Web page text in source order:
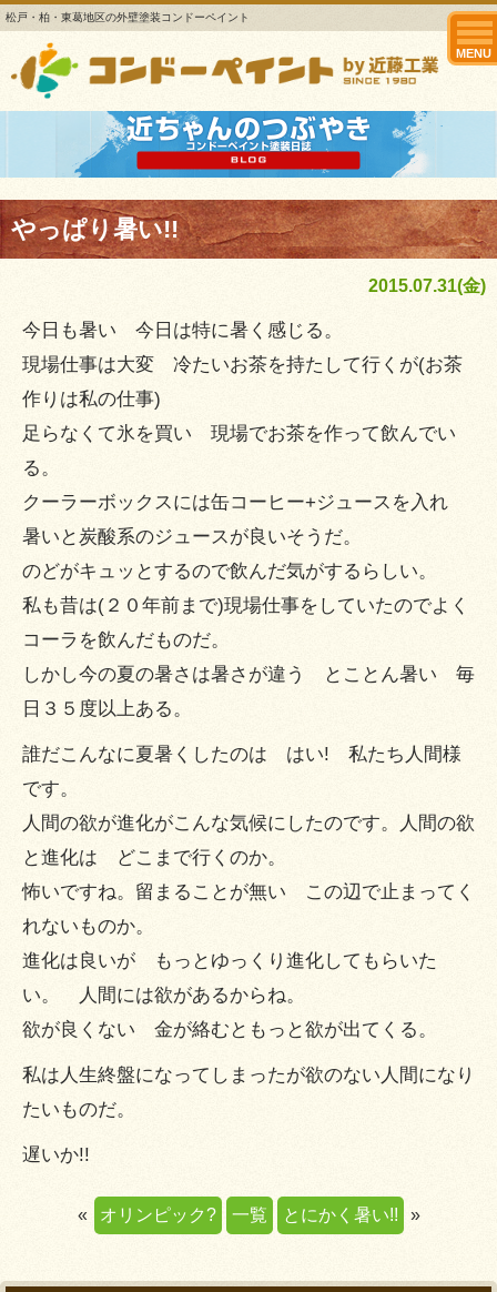
松戸・柏・東葛地区の外壁塗装コンドーペイント
MENU
やっぱり暑い!!
2015.07.31(金)
今日も暑い 今日は特に暑く感じる。
現場仕事は大変 冷たいお茶を持たして行くが(お茶
作りは私の仕事)
足らなくて氷を買い 現場でお茶を作って飲んでい
る。
クーラーボックスには缶コーヒー+ジュースを入れ
暑いと炭酸系のジュースが良いそうだ。
のどがキュッとするので飲んだ気がするらしい。
私も昔は(２０年前まで)現場仕事をしていたのでよく
コーラを飲んだものだ。
しかし今の夏の暑さは暑さが違う とことん暑い 毎
日３５度以上ある。
誰だこんなに夏暑くしたのは はい! 私たち人間様
です。
人間の欲が進化がこんな気候にしたのです。人間の欲
と進化は どこまで行くのか。
怖いですね。留まることが無い この辺で止まってく
れないものか。
進化は良いが もっとゆっくり進化してもらいた
い。 人間には欲があるからね。
欲が良くない 金が絡むともっと欲が出てくる。
私は人生終盤になってしまったが欲のない人間になり
たいものだ。
遅いか!!
« オリンピック? 一覧 とにかく暑い!! »